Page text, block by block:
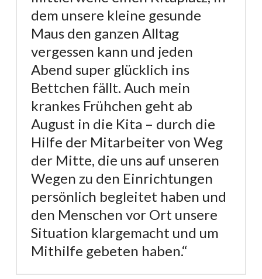
dem unsere kleine gesunde
Maus den ganzen Alltag
vergessen kann und jeden
Abend super glücklich ins
Bettchen fällt. Auch mein
krankes Frühchen geht ab
August in die Kita – durch die
Hilfe der Mitarbeiter von Weg
der Mitte, die uns auf unseren
Wegen zu den Einrichtungen
persönlich begleitet haben und
den Menschen vor Ort unsere
Situation klargemacht und um
Mithilfe gebeten haben.“